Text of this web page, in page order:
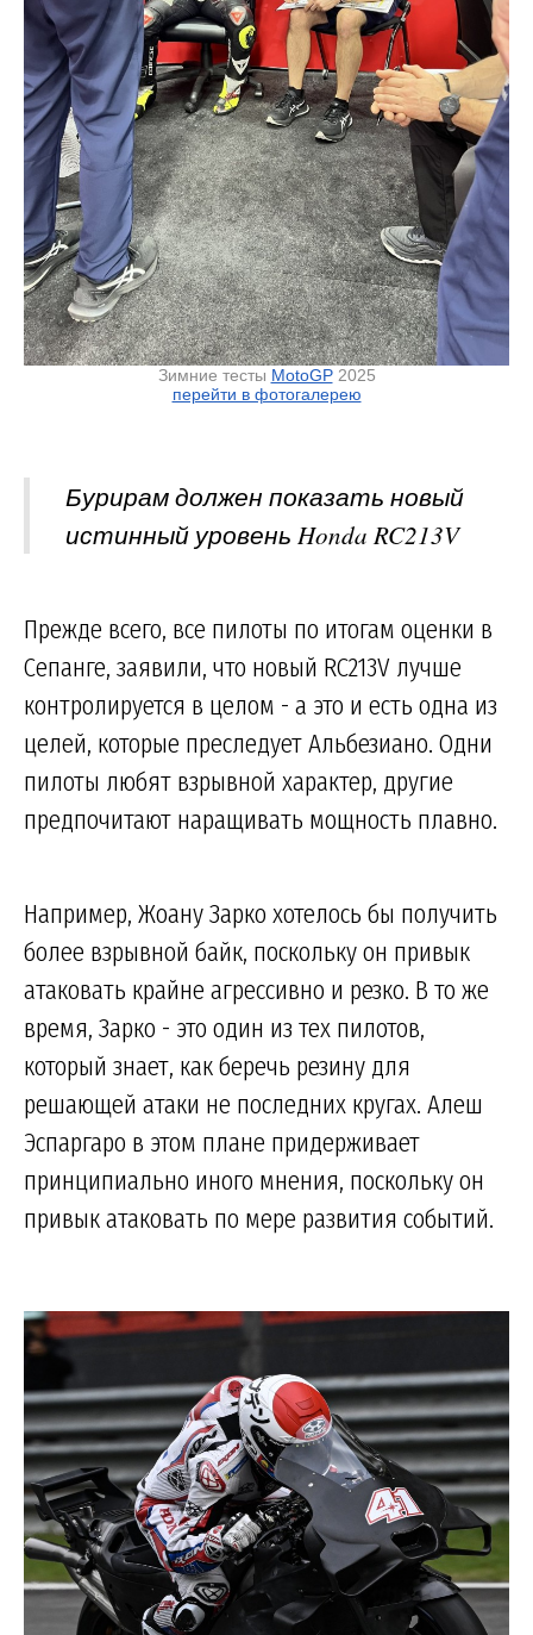
Зимние тесты MotoGP2025
перейти в фотогалерею
Бурирам должен показать новый
истинный уровень Honda RC213V
Прежде всего, все пилоты по итогам оценки в
Сепанге, заявили, что новый RC213V лучше
контролируется в целом - а это и есть одна из
целей, которые преследует Альбезиано. Одни
пилоты любят взрывной характер, другие
предпочитают наращивать мощность плавно.
Например, Жоану Зарко хотелось бы получить
более взрывной байк, поскольку он привык
атаковать крайне агрессивно и резко. В то же
время, Зарко - это один из тех пилотов,
который знает, как беречь резину для
решающей атаки не последних кругах. Алеш
Эспаргаро в этом плане придерживает
принципиально иного мнения, поскольку он
привык атаковать по мере развития событий.